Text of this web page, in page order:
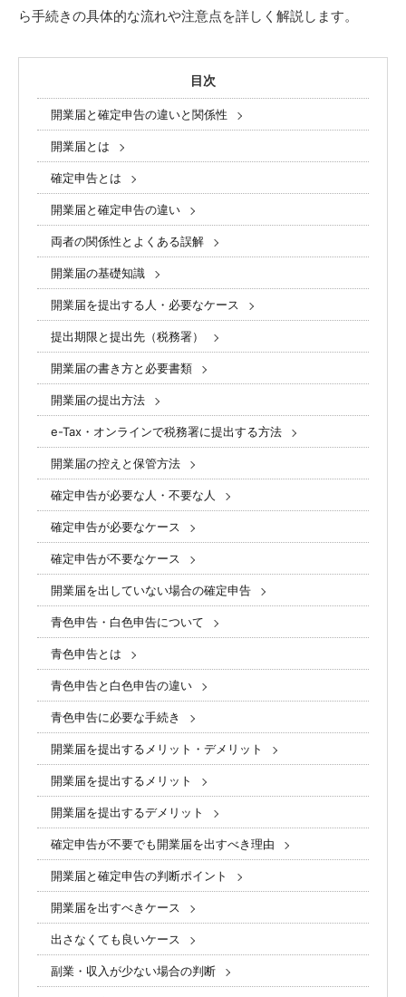
ら手続きの具体的な流れや注意点を詳しく解説します。
目次
開業届と確定申告の違いと関係性
開業届とは
確定申告とは
開業届と確定申告の違い
両者の関係性とよくある誤解
開業届の基礎知識
開業届を提出する人・必要なケース
提出期限と提出先（税務署）
開業届の書き方と必要書類
開業届の提出方法
e-Tax・オンラインで税務署に提出する方法
開業届の控えと保管方法
確定申告が必要な人・不要な人
確定申告が必要なケース
確定申告が不要なケース
開業届を出していない場合の確定申告
青色申告・白色申告について
青色申告とは
青色申告と白色申告の違い
青色申告に必要な手続き
開業届を提出するメリット・デメリット
開業届を提出するメリット
開業届を提出するデメリット
確定申告が不要でも開業届を出すべき理由
開業届と確定申告の判断ポイント
開業届を出すべきケース
出さなくても良いケース
副業・収入が少ない場合の判断